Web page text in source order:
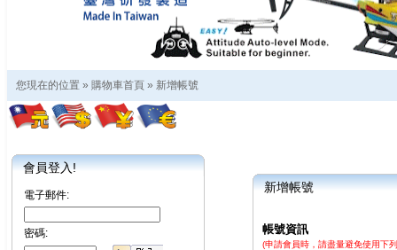
您現在的位置 » 購物車首頁 » 新增帳號
會員登入!
電子郵件:
密碼:
新增帳號
帳號資訊
(申請會員時，請盡量避免使用下